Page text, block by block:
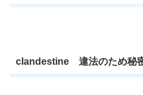
clandestine 違法のため秘